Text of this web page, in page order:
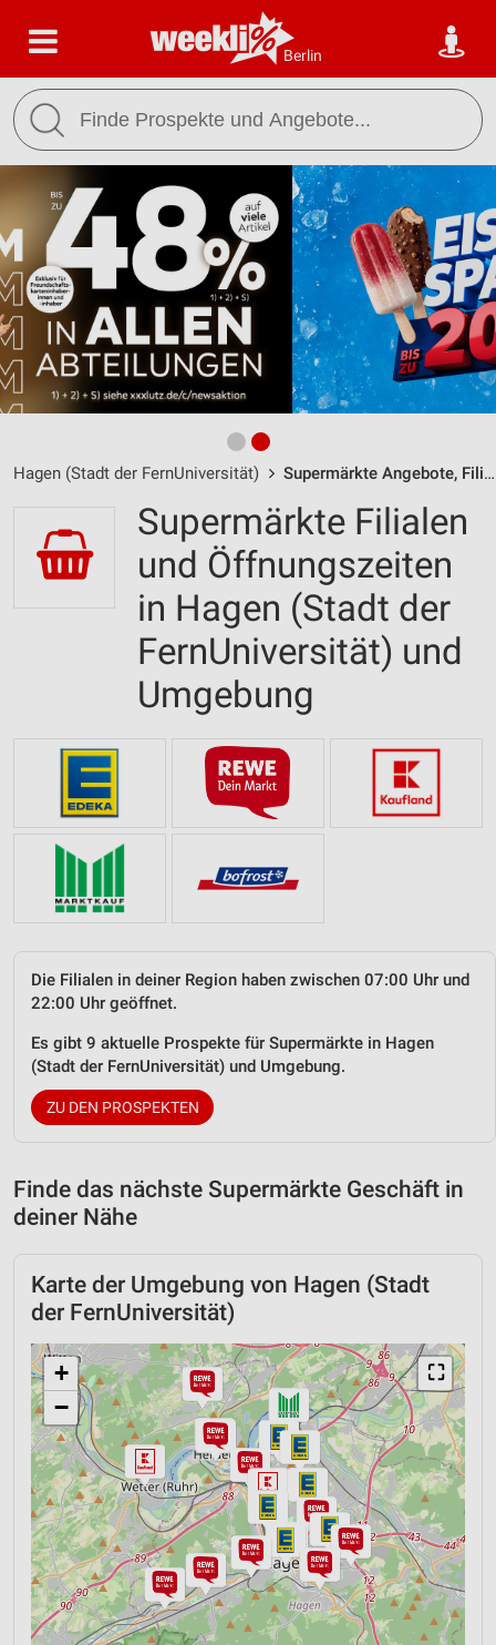
Berlin
Hagen (Stadt der FernUniversität) Supermärkte Angebote, Filialen & Öffnungszeiten
Supermärkte Filialen
und Öffnungszeiten
in Hagen (Stadt der
FernUniversität) und
Umgebung
Die Filialen in deiner Region haben zwischen 07:00 Uhr und
22:00 Uhr geöffnet.
Es gibt 9 aktuelle Prospekte für Supermärkte in Hagen
(Stadt der FernUniversität) und Umgebung.
ZU DEN PROSPEKTEN
Finde das nächste Supermärkte Geschäft in
deiner Nähe
Karte der Umgebung von Hagen (Stadt
der FernUniversität)
⛶
+
−